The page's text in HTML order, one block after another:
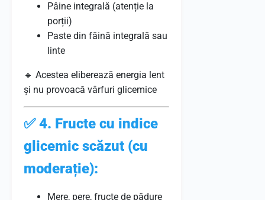
Pâine integrală (atenție la
porții)
Paste din făină integrală sau
linte
🔹 Acestea eliberează energia lent
și nu provoacă vârfuri glicemice
✅4. Fructe cu indice
glicemic scăzut (cu
moderație):
Mere, pere, fructe de pădure